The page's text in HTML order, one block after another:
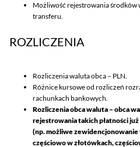
Możliwość rejestrowania środków
transferu.
ROZLICZENIA
Rozliczenia waluta obca – PLN.
Różnice kursowe od rozliczeń
rachunkach bankowych.
Rozliczenia obca waluta – obca
rejestrowania takich płatności
(np. możliwe
częściowo w złotówkach,